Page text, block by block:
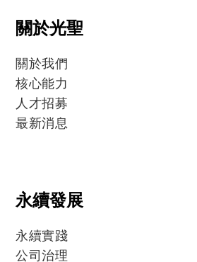
關於光聖
關於我們
核心能力
人才招募
最新消息
永續發展
永續實踐
公司治理